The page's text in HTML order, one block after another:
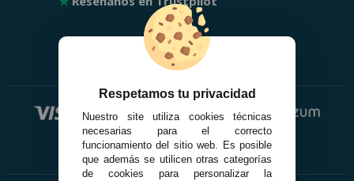
Respetamos tu privacidad
Nuestro site utiliza cookies técnicas
necesarias para el correcto
funcionamiento del sitio web. Es posible
que además se utilicen otras categorías
de cookies para personalizar la